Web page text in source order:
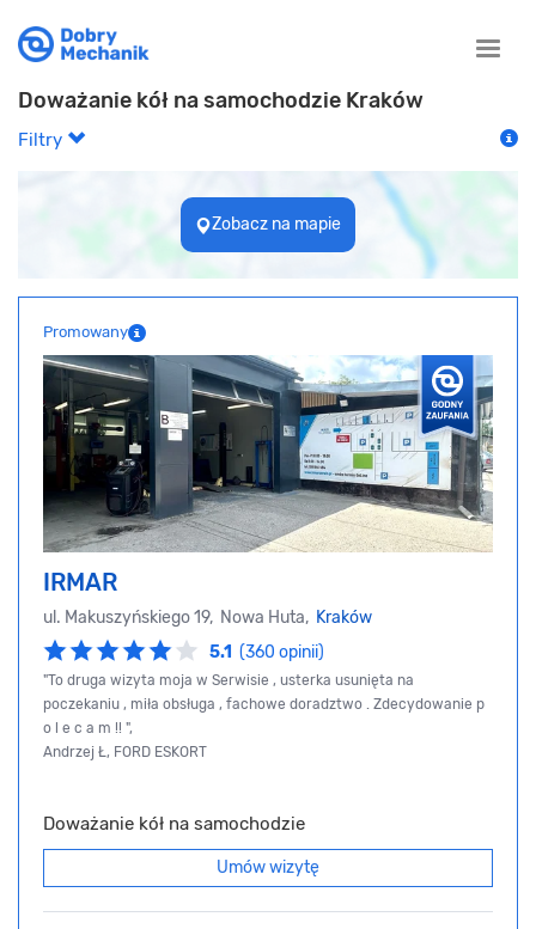
Toggle
Doważanie kół na samochodzie Kraków
Filtry
Zobacz na mapie
Promowany
IRMAR
ul. Makuszyńskiego 19, Nowa Huta, Kraków
5.1 (360 opinii)
"To druga wizyta moja w Serwisie , usterka usunięta na
poczekaniu , miła obsługa , fachowe doradztwo . Zdecydowanie p
o l e c a m !! ",
Andrzej Ł, FORD ESKORT
Doważanie kół na samochodzie
Umów wizytę